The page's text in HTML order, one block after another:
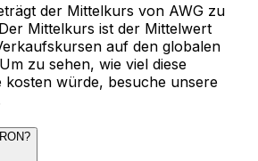
der Mittelkurs von AWG zu
Der Mittelkurs ist der Mittelwert
auf den globalen
zu sehen, wie viel diese
kosten würde, besuche unsere